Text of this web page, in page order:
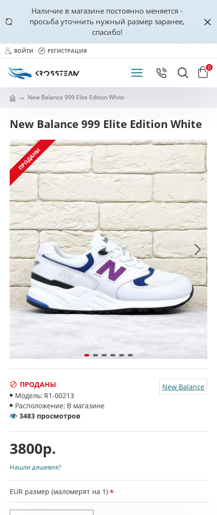
Наличие в магазине постоянно меняется -
просьба уточнить нужный размер заранее,
спасибо!
ВОЙТИ РЕГИСТРАЦИЯ
0
New Balance 999 Elite Edition White
New Balance 999 Elite Edition White
ПРОДАНЫ
3800р.
ПРОДАНЫ
Модель: R1-00213
Расположение: В магазине
New Balance
3483 просмотров
EUR размер (маломерят на 1)
Нашли дешевле?